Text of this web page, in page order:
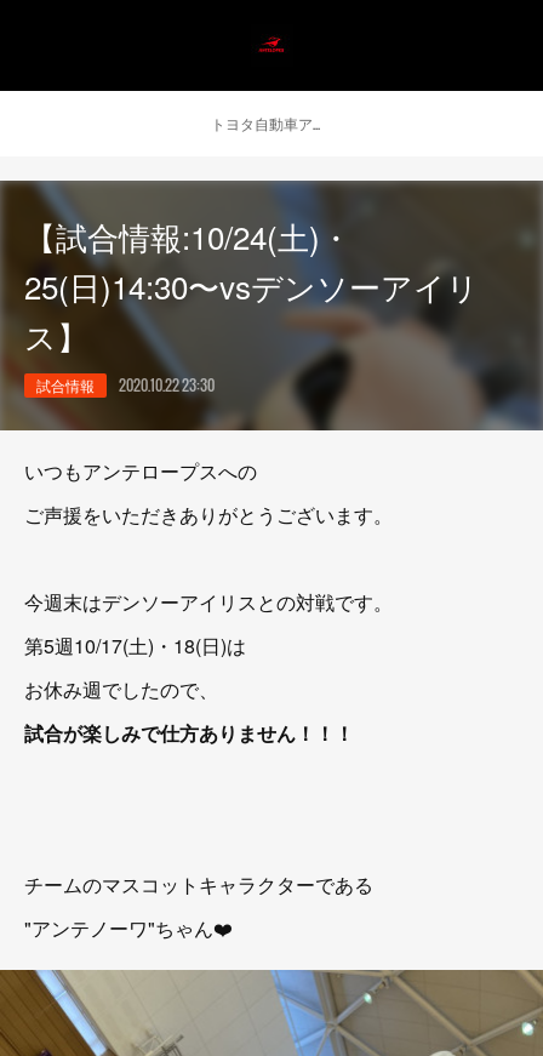
トヨタ自動車アンテロープス公式 ニュース
【試合情報:10/24(土)・
25(日)14:30〜vsデンソーアイリ
ス】
試合情報 2020.10.22 23:30
いつもアンテロープスへの
ご声援をいただきありがとうございます。
今週末はデンソーアイリスとの対戦です。
第5週10/17(土)・18(日)は
お休み週でしたので、
試合が楽しみで仕方ありません！！！
チームのマスコットキャラクターである
"アンテノーワ"ちゃん❤️